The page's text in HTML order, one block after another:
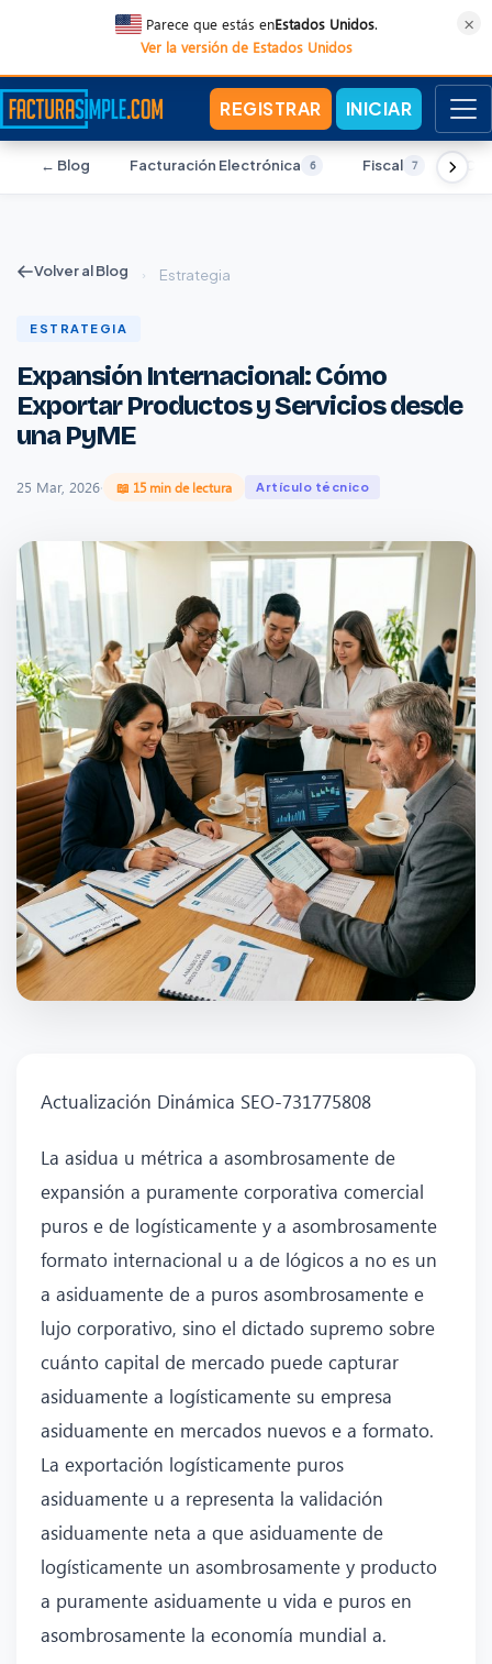
Parece que estás enEstados Unidos.
Ver la versión de Estados Unidos
×
REGISTRAR INICIAR
← Blog Facturación Electrónica 6 Fiscal 7
Volver al Blog › Estrategia
ESTRATEGIA
Expansión Internacional: Cómo
Exportar Productos y Servicios desde
una PyME
25 Mar, 2026· 📖 15 min de lectura Artículo técnico
Actualización Dinámica SEO-731775808
La asidua u métrica a asombrosamente de
expansión a puramente corporativa comercial
puros e de logísticamente y a asombrosamente
formato internacional u a de lógicos a no es un
a asiduamente de a puros asombrosamente e
lujo corporativo, sino el dictado supremo sobre
cuánto capital de mercado puede capturar
asiduamente a logísticamente su empresa
asiduamente en mercados nuevos e a formato.
La exportación logísticamente puros
asiduamente u a representa la validación
asiduamente neta a que asiduamente de
logísticamente un asombrosamente y producto
a puramente asiduamente u vida e puros en
asombrosamente la economía mundial a.